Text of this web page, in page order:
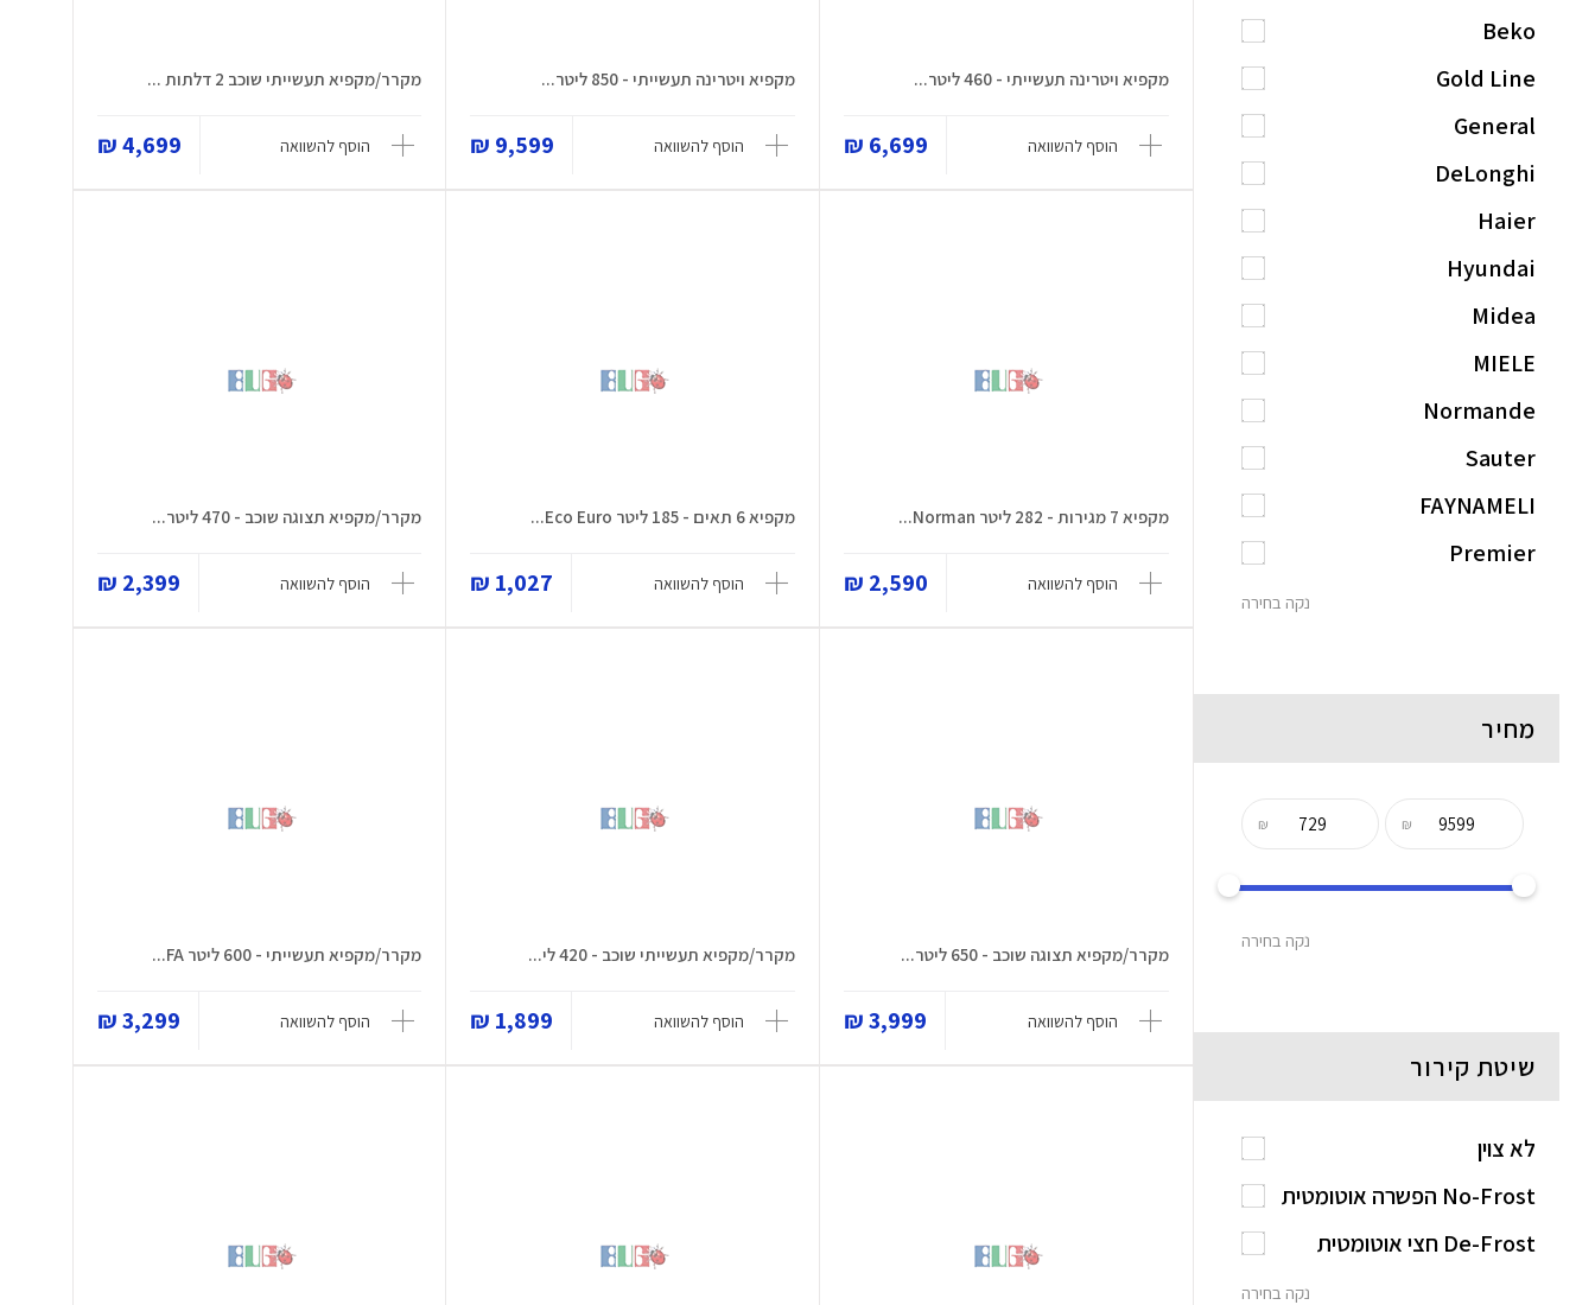
מקפיא ויטרינה תעשייתי - 460 ליטר...
הוסף להשוואה 6,699 ₪
מקפיא ויטרינה תעשייתי - 850 ליטר...
הוסף להשוואה 9,599 ₪
מקרר/מקפיא תעשייתי שוכב 2 דלתות ...
הוסף להשוואה 4,699 ₪
מקפיא 7 מגירות - 282 ליטר Norman...
הוסף להשוואה 2,590 ₪
מקפיא 6 תאים - 185 ליטר Eco Euro...
הוסף להשוואה 1,027 ₪
מקרר/מקפיא תצוגה שוכב - 470 ליטר...
הוסף להשוואה 2,399 ₪
מקרר/מקפיא תצוגה שוכב - 650 ליטר...
הוסף להשוואה 3,999 ₪
מקרר/מקפיא תעשייתי שוכב - 420 לי...
הוסף להשוואה 1,899 ₪
מקרר/מקפיא תעשייתי - 600 ליטר FA...
הוסף להשוואה 3,299 ₪
Beko
Gold Line
General
DeLonghi
Haier
Hyundai
Midea
MIELE
Normande
Sauter
FAYNAMELI
Premier
נקה בחירה
מחיר
₪
₪
נקה בחירה
שיטת קירור
לא צוין
No-Frost הפשרה אוטומטית
De-Frost חצי אוטומטית
נקה בחירה